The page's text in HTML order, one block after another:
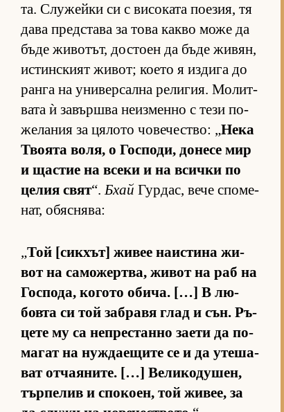
та. Слу­жейки си с ви­со­ката по­е­зия, тя
дава пред­с­тава за това какво може да
бъде жи­во­тът, дос­тоен да бъде жи­вян,
ис­тин­с­кият жи­вот; ко­ето я из­дига до
ранга на уни­вер­сална ре­ли­гия. Мо­лит­
вата ѝ за­вър­шва не­из­менно с тези по­
же­ла­ния за ця­лото чо­ве­чес­т­во: „Нека
Тво­ята во­ля, о Гос­по­ди, до­несе мир
и щас­тие на всеки и на всички по
це­лия свят“.Бхай Гур­дас, вече спо­ме­
нат, обяс­ня­ва:
„Той [сик­хът] жи­вее на­ис­тина жи­
вот на са­мо­жер­т­ва, жи­вот на раб на
Гос­по­да, ко­гото оби­ча. […] В лю­
бовта си той заб­равя глад и сън. Ръ­
цете му са неп­рес­танно за­ети да по­
ма­гат на нуж­да­е­щите се и да уте­ша­
ват от­ча­я­ни­те. […] Ве­ли­ко­ду­шен,
тър­пе­лив и спо­ко­ен, той жи­вее, за